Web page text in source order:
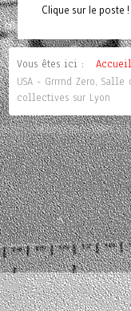
Clique sur le poste !
Vous êtes ici :
Accueil
USA - Grrrnd Zero,
collectives sur Lyon